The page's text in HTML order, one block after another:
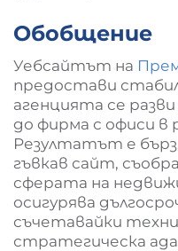
Обобщение
Уебсайтът на
предостави
агенцията се
до фирма с офиси в
Резултатът е
гъвкав сайт,
сферата на
осигурява
съчетавайки
стратегическа